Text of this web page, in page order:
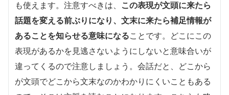
も使えます。注意すべきは、 この表現が文頭に来たら
話題を変える前ぶりになり、文末に来たら補足情報が
あることを知らせる意味になることです。どこにこの
表現があるかを見逃さないようにしないと意味合いが
違ってくるので注意しましょう。会話だと、どこから
が文頭でどこから文末なのかわかりにくいこともある